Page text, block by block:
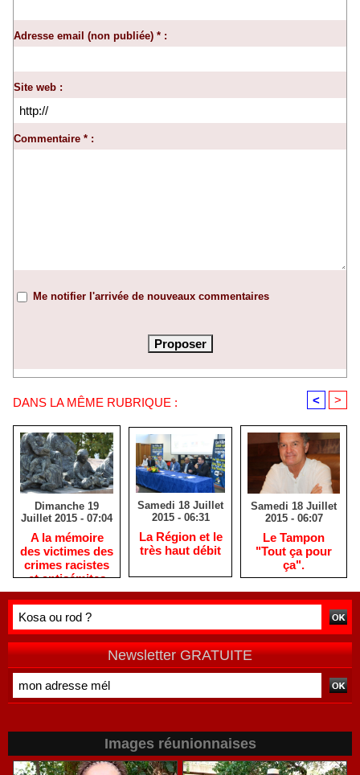
Adresse email (non publiée) * :
Site web :
Commentaire * :
Me notifier l'arrivée de nouveaux commentaires
DANS LA MÊME RUBRIQUE : < >
Dimanche 19
Juillet 2015 - 07:04
A la mémoire
des victimes des
crimes racistes
et antisémites
Samedi 18 Juillet
2015 - 06:31
La Région et le
très haut débit
Samedi 18 Juillet
2015 - 06:07
Le Tampon
"Tout ça pour
ça".
Newsletter GRATUITE
Images réunionnaises